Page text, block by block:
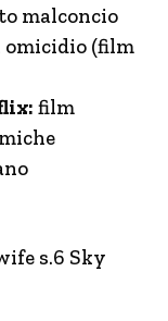
malconcio
omicidio (film
film
s.6 Sky